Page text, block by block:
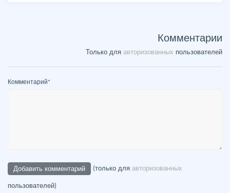
Комментарии
Только для авторизованных пользователей
Комментарий*
(только для авторизованных
пользователей)